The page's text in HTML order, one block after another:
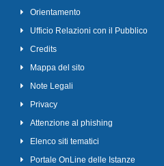
Orientamento
Ufficio Relazioni con il Pubblico
Credits
Mappa del sito
Note Legali
Privacy
Attenzione al phishing
Elenco siti tematici
Portale OnLine delle Istanze